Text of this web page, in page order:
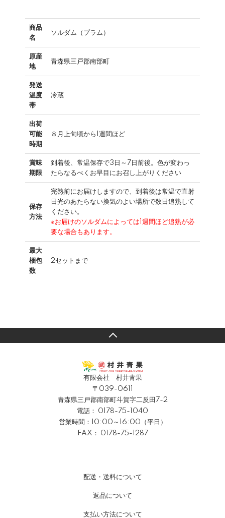
商品
名
ソルダム（プラム）
原産
地
青森県三戸郡南部町
発送
温度
帯
冷蔵
出荷
可能
時期
８月上旬頃から1週間ほど
賞味
期限
到着後、常温保存で3日～7日前後。色が変わっ
たらなるべくお早目にお召し上がりください
保存
方法
完熟前にお届けしますので、到着後は常温で直射
日光のあたらない換気のよい場所で数日追熟して
ください。
※お届けのソルダムによっては1週間ほど追熟が必
要な場合もあります。
最大
梱包
数
2セットまで
有限会社 村井青果
〒039-0611
青森県三戸郡南部町斗賀字二反田7-2
電話： 0178-75-1040
営業時間：10:00～16:00（平日）
FAX： 0178-75-1287
配送・送料について
返品について
支払い方法について